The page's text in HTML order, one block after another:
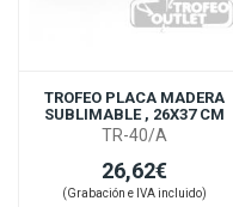
TROFEO PLACA MADERA
SUBLIMABLE , 26X37 CM
TR-40/A
26,62€
(Grabación e IVA incluido)